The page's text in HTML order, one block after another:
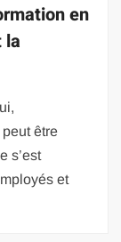
en
la
peut être
s’est
et